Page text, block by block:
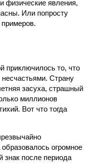
физические явления,
Или попросту
приключилось то, что
Страну
засуха, страшный
миллионов
Вот что тогда
огромное
знак после периода